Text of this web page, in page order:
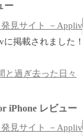
ー
発見サイト －Appliv
に掲載されました！
と過ぎ去った日々
iPhone レビュー
発見サイト －Appliv